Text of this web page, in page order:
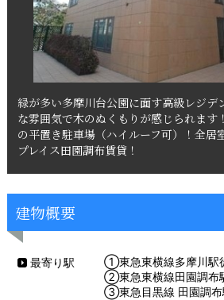
緑が多い多摩川台公園に面す高級レジデ
な雰囲気で木のぬくもりが感じられます
の平置き駐車場（ハイルーフ可）！全居
プレイス田園調布賃貸！
建物概要
最寄り駅
①東急東横線多摩川駅
②東急東横線田園調布
③東急目黒線 田園調布